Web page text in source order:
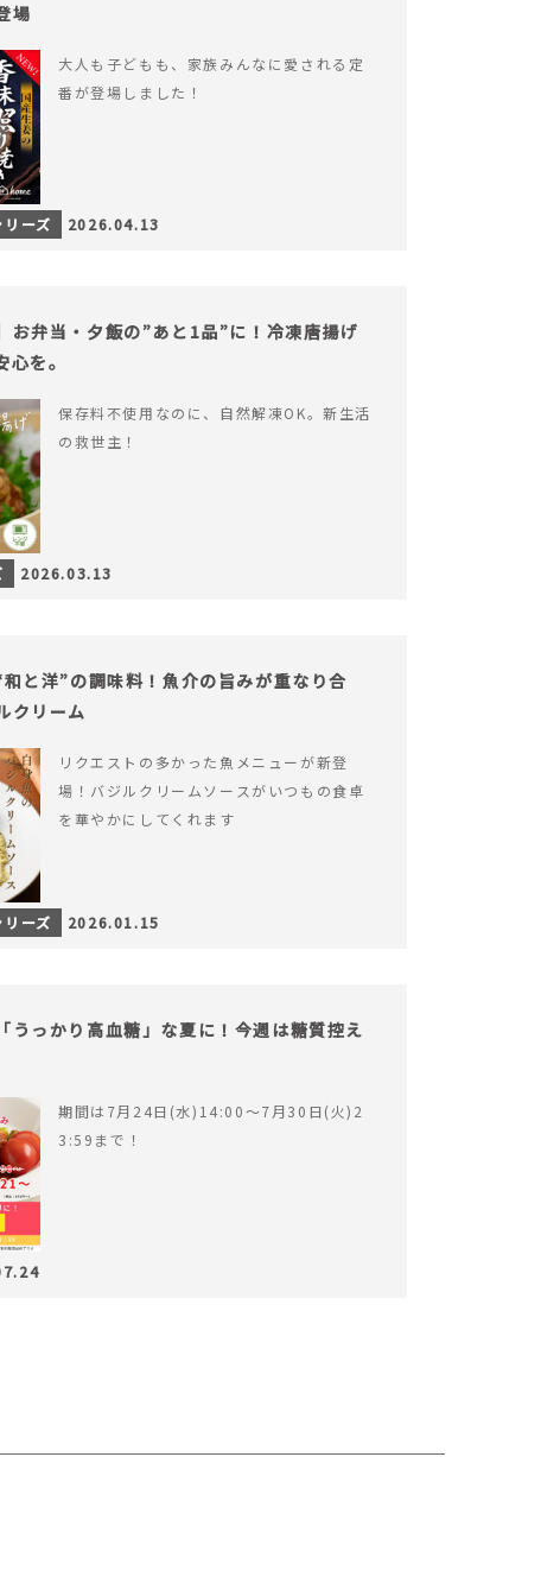
場
大人も子どもも、家族みんなに愛される定
番が登場しました！
ーズ 2026.04.13
お弁当・夕飯の”あと1品”に！冷凍唐揚げ
を。
保存料不使用なのに、自然解凍OK。新生活
の救世主！
2026.03.13
和と洋”の調味料！魚介の旨みが重なり合
クリーム
リクエストの多かった魚メニューが新登
場！バジルクリームソースがいつもの食卓
を華やかにしてくれます
ーズ 2026.01.15
うっかり高血糖」な夏に！今週は糖質控え
期間は7月24日(水)14:00〜7月30日(火)2
3:59まで！